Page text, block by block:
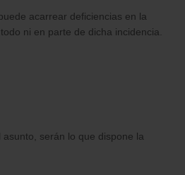
acarrear deficiencias en la
ni en parte de dicha incidencia.
serán lo que dispone la